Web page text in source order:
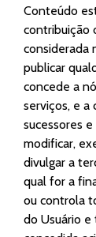
Conteúdo
contribuição
considerada
publicar
concede a
serviços, e a
sucessores
modificar,
divulgar a
qual for a
ou controla
do Usuário